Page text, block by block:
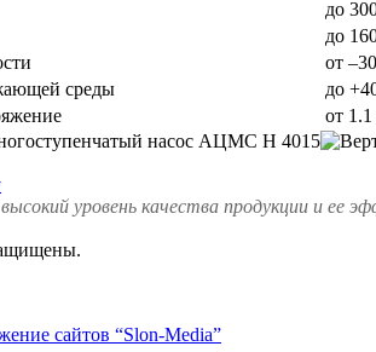
до
до
от
среды
до
от 1.1
уровень качества продукции и ее
сайтов “Slon-Media”